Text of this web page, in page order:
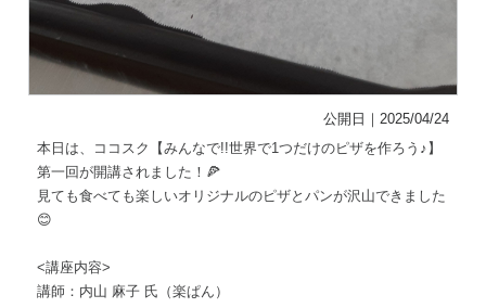
公開日｜2025/04/24
本日は、ココスク【みんなで!!世界で1つだけのピザを作ろう♪】
第一回が開講されました！🍕
見ても食べても楽しいオリジナルのピザとパンが沢山できました
😊
<講座内容>
講師：内山 麻子 氏（楽ぱん）